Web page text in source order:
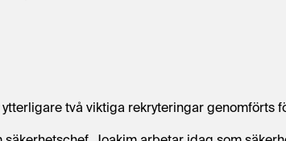
två viktiga rekryteringar genomförts